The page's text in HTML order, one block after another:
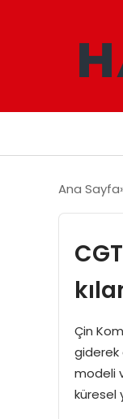
Ana Sayfa
Çin
giderek
modeli
küresel